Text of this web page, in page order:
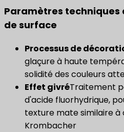
Paramètres
de surface
​Processus de
glaçure à haute
solidité des couleurs
Effet givréTraitement
d'acide fluorhydrique,
texture mate similaire à
Krombacher